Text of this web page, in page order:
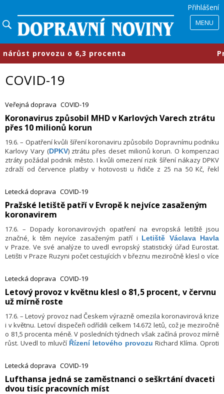
Přihlášení
MENU
provozu o 6,3 procenta
COVID-19
Veřejná doprava COVID-19
​Koronavirus způsobil MHD v Karlových Varech ztrátu
přes 10 milionů korun
19.6. – Opatření kvůli šíření koronaviru způsobilo Dopravnímu podniku
Karlovy Vary (DPKV) ztrátu přes deset milionů korun. O kompenzaci
ztráty požádal podnik město. I kvůli omezení rizik šíření nákazy DPKV
zdraží od července platby v hotovosti u řidiče z 25 na 50 Kč, řekl
Letecká doprava COVID-19
​Pražské letiště patří v Evropě k nejvíce zasaženým
koronavirem
17.6. – Dopady koronavirových opatření na evropská letiště jsou
značné, k těm nejvíce zasaženým patří i Letiště Václava Havla
v Praze. Ve své analýze to uvedl evropský statistický úřad Eurostat.
Letišti v Praze Ruzyni počet cestujících v březnu meziročně klesl o více
i regionální česká letiště. Pražské letiště zatím stát o pomoc žádat
nebude, přibližně do konce léta bude náklady platit z rezerv a pak
požádá o vlastní úvěr.
Letecká doprava COVID-19
​Letový provoz v květnu klesl o 81,5 procent, v červnu
už mírně roste
17.6. – Letový provoz nad Českem výrazně omezila koronavirová krize
i v květnu. Letoví dispečeři odřídili celkem 14.672 letů, což je meziročně
o 81,5 procenta méně. V posledních týdnech však začíná provoz mírně
růst. Uvedl to mluvčí Řízení letového provozu Richard Klíma. Oproti
Letecká doprava COVID-19
​Lufthansa jedná se zaměstnanci o seškrtání dvaceti
dvou tisíc pracovních míst